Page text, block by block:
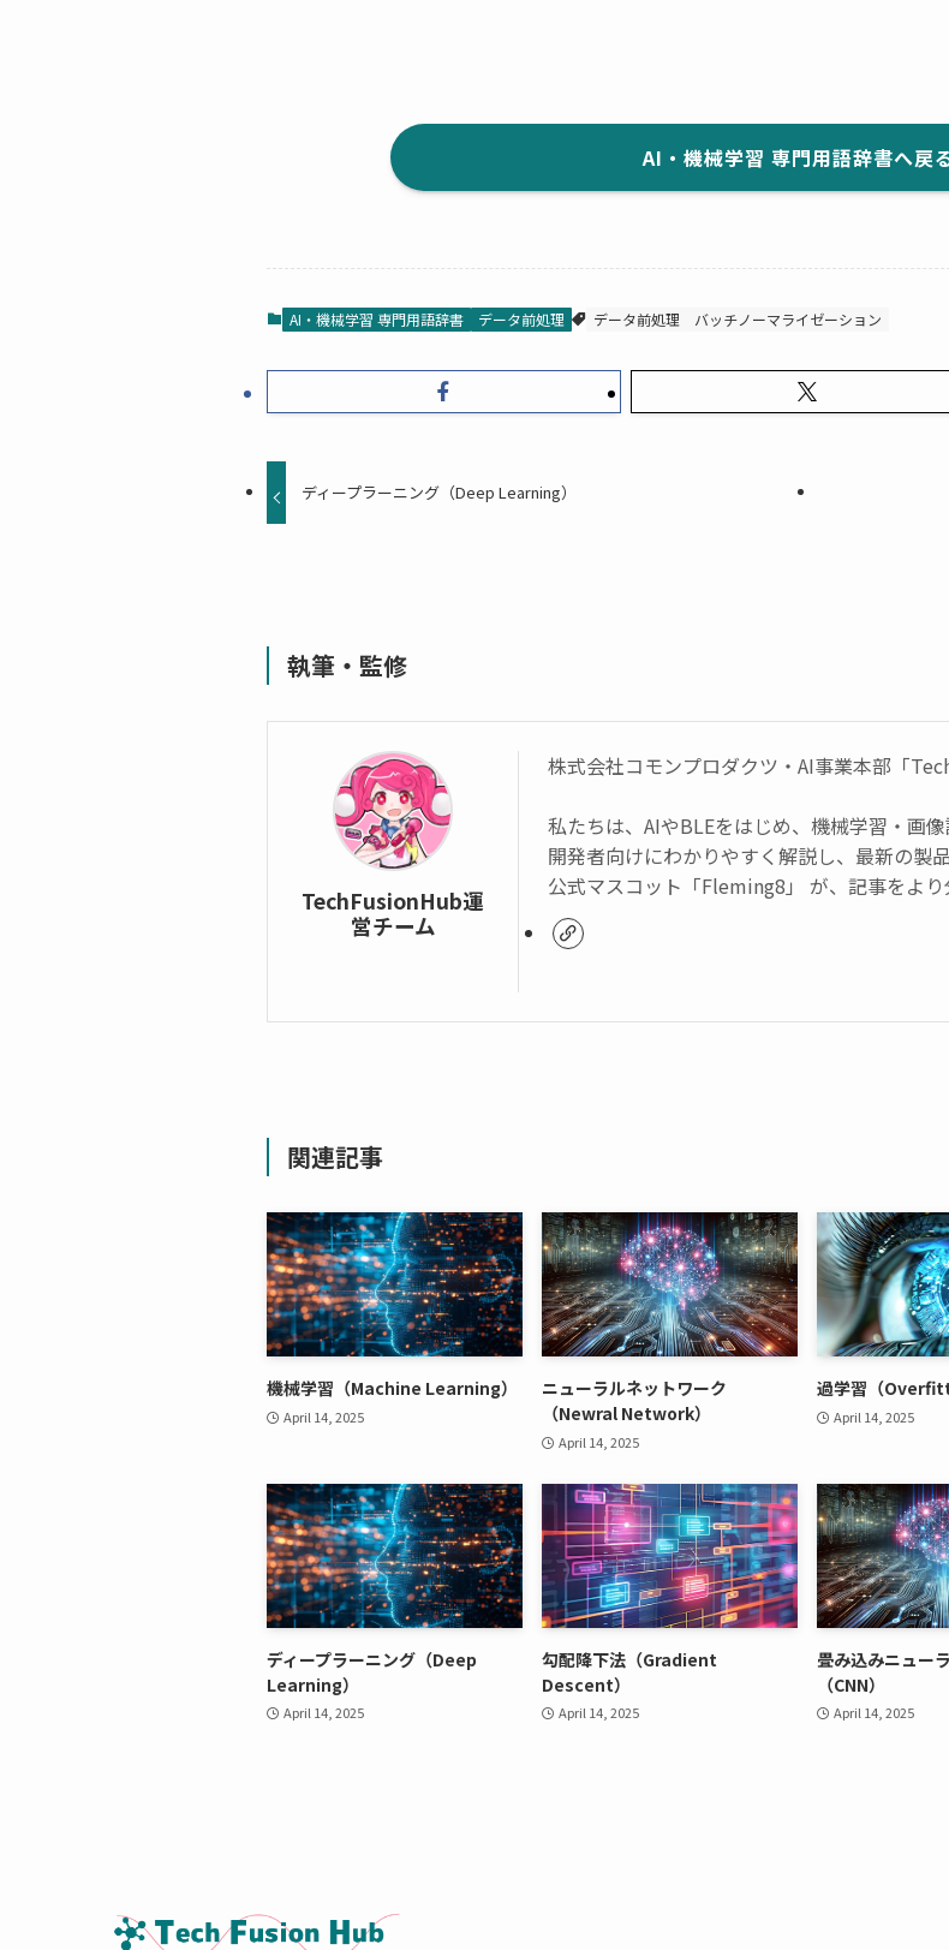
AI・機械学習 専門用語辞書へ戻
AI・機械学習 専門用語辞書 データ前処理 データ前処理 バッチノーマライゼーション
ディープラーニング（Deep Learning）
執筆・監修
TechFusionHub運
営チーム
株式会社コモンプロダクツ・AI事業本部「
私たちは、AIやBLEをはじめ、機械学習・画
開発者向けにわかりやすく解説し、最新の製
公式マスコット「Fleming8」 が、記事をよ
関連記事
機械学習（Machine Learning）
April 14, 2025
ニューラルネットワーク
（Newral Network）
April 14, 2025
過学習（
April 14, 2025
ディープラーニング（Deep
Learning）
April 14, 2025
勾配降下法（Gradient
Descent）
April 14, 2025
畳み込みニュー
（CNN）
April 14, 2025